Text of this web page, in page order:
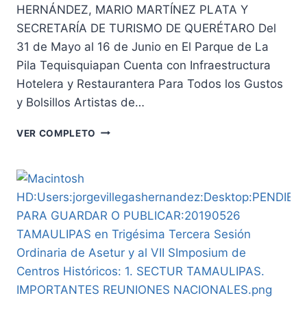
HERNÁNDEZ, MARIO MARTÍNEZ PLATA Y
SECRETARÍA DE TURISMO DE QUERÉTARO Del
31 de Mayo al 16 de Junio en El Parque de La
Pila Tequisquiapan Cuenta con Infraestructura
Hotelera y Restaurantera Para Todos los Gustos
y Bolsillos Artistas de…
VER COMPLETO 41AVA
Y
EL
VINO
TEQUISQUIAPAN